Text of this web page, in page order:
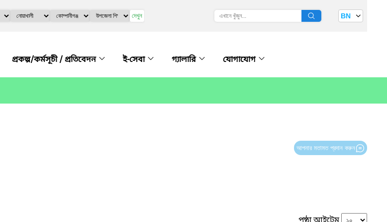
দেখুন BN
প্রকল্প/কর্মসূচী / প্রতিবেদন ই-সেবা গ্যালারি যোগাযোগ
আপনার মতামত প্রদান করুন